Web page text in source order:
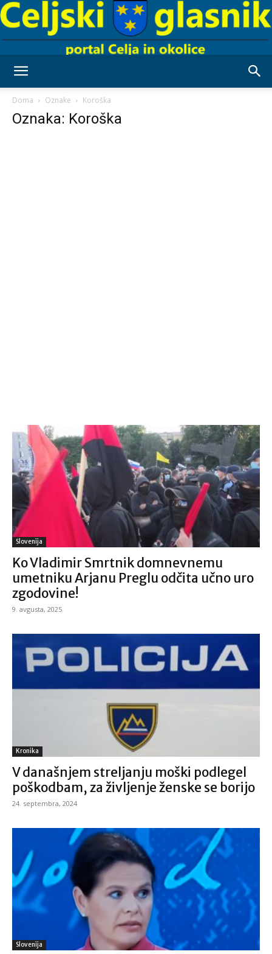
Doma Oznake Koroška
Oznaka: Koroška
Slovenija
Ko Vladimir Smrtnik domnevnemu
umetniku Arjanu Preglu odčita učno uro
zgodovine!
9. avgusta, 2025
Kronika
V današnjem streljanju moški podlegel
poškodbam, za življenje ženske se borijo
24. septembra, 2024
Slovenija